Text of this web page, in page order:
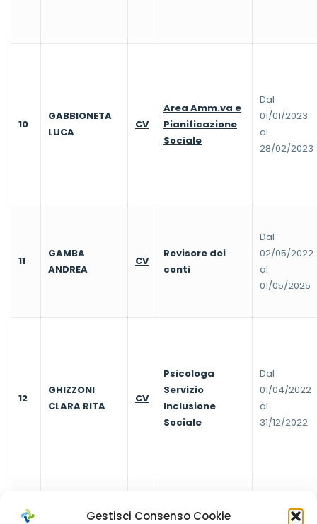
Gestisci Consenso Cookie
10
GABBIONETA
LUCA
CV
Area Amm.va e
Pianificazione
Sociale
Dal
01/01/2023
al
28/02/2023
11
GAMBA
ANDREA
CV
Revisore dei
conti
Dal
02/05/2022
al
01/05/2025
12
GHIZZONI
CLARA RITA
CV
Psicologa
Servizio
Inclusione
Sociale
Dal
01/04/2022
al
31/12/2022